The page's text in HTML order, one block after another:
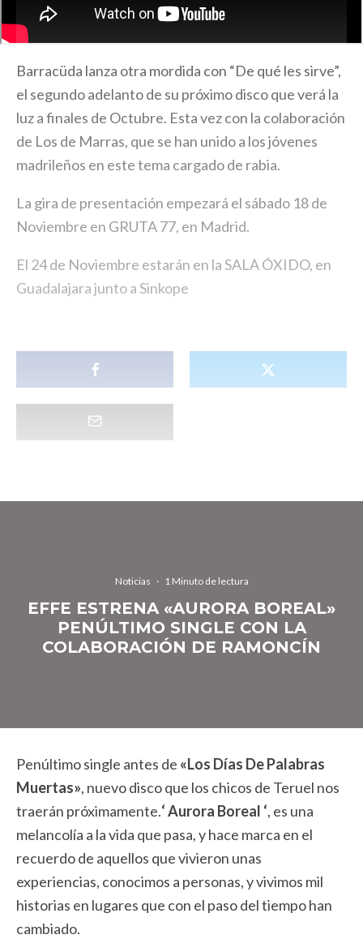
Barracüda lanza otra mordida con “De qué les sirve”,
el segundo adelanto de su próximo disco que verá la
luz a finales de Octubre. Esta vez con la colaboración
de Los de Marras, que se han unido a los jóvenes
madrileños en este tema cargado de rabia.
La gira de presentación empezará el sábado 18 de
Noviembre en GRUTA 77, en Madrid.
El 24 de Noviembre estarán en la SALA ÓXIDO, en
Guadalajara junto a Sinkope
Noticias · 1 Minuto de lectura
EFFE ESTRENA «AURORA BOREAL»
PENÚLTIMO SINGLE CON LA
COLABORACIÓN DE RAMONCÍN
Penúltimo single antes de «Los Días De Palabras
Muertas», nuevo disco que los chicos de Teruel nos
traerán próximamente.‘ Aurora Boreal ‘, es una
melancolía a la vida que pasa, y hace marca en el
recuerdo de aquellos que vivieron unas
experiencias, conocimos a personas, y vivimos mil
historias en lugares que con el paso del tiempo han
cambiado.